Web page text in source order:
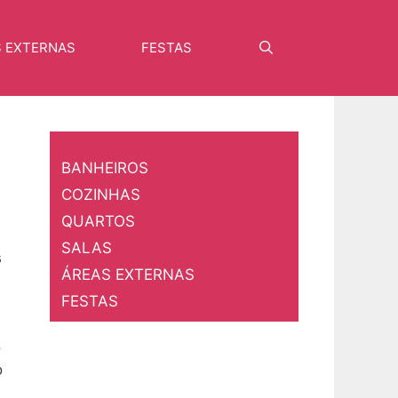
EXTERNAS FESTAS
BANHEIROS
COZINHAS
QUARTOS
SALAS
ÁREAS EXTERNAS
FESTAS